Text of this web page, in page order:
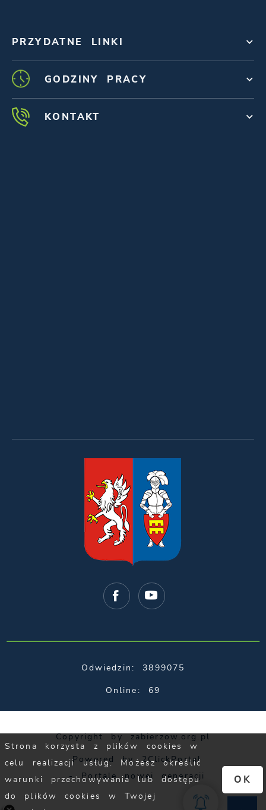
PRZYDATNE LINKI
GODZINY PRACY
KONTAKT
Odwiedzin: 3899075
Online: 69
Copyright by zabierzow.org.pl
Powered by 2ClickPortal
- Portale nowej generacji
Strona korzysta z plików cookies w
celu realizacji usług. Możesz określić
warunki przechowywania lub dostępu
do plików cookies w Twojej
OK